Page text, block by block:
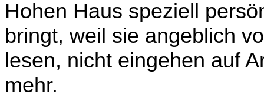
Hohen Haus speziell
bringt, weil sie angeblich
lesen, nicht eingehen auf
mehr.